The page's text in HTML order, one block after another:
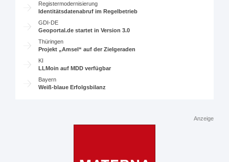
Registermodernisierung
Identitätsdatenabruf im Regelbetrieb
GDI-DE
Geoportal.de startet in Version 3.0
Thüringen
Projekt „Amsel“ auf der Zielgeraden
KI
LLMoin auf MDD verfügbar
Bayern
Weiß-blaue Erfolgsbilanz
Anzeige